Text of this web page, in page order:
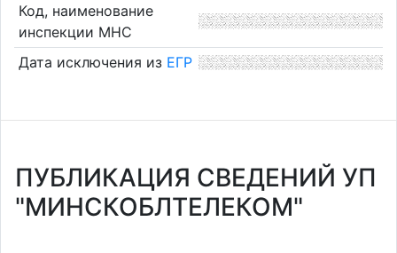
Код, наименование
инспекции МНС
Дата исключения из ЕГР
ПУБЛИКАЦИЯ СВЕДЕНИЙ УП
"МИНСКОБЛТЕЛЕКОМ"